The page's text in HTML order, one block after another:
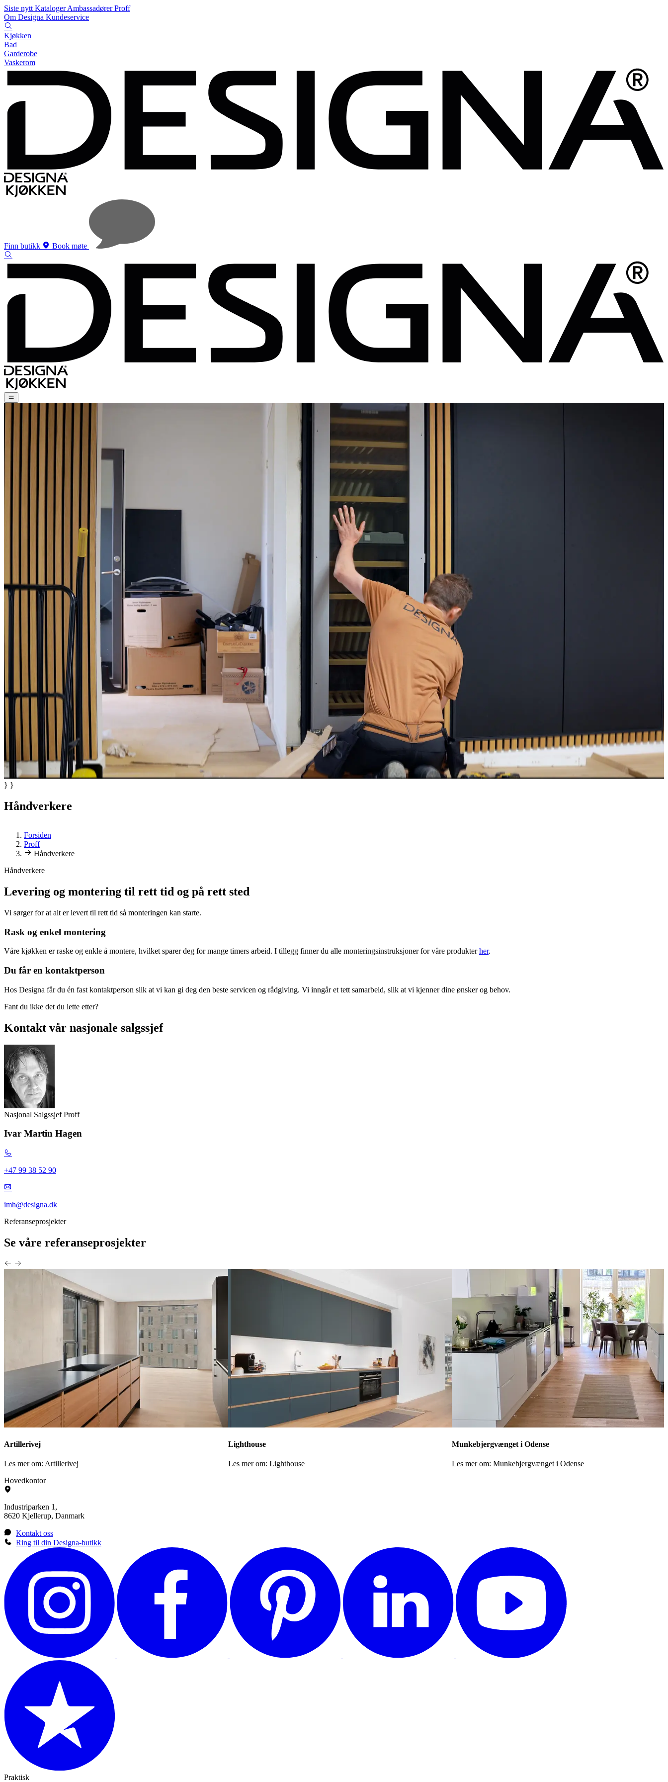
Siste nytt KatalogerAmbassadørerProff
Om Designa Kundeservice
Kjøkken
Bad
Garderobe
Vaskerom
Finn butikk Book møte
} }
Håndverkere
Forsiden
Proff
Håndverkere
Håndverkere
Levering og montering til rett tid og på rett sted
Vi sørger for at alt er levert til rett tid så monteringen kan starte.
Rask og enkel montering
Våre kjøkken er raske og enkle å montere, hvilket sparer deg for mange timers arbeid. I tillegg finner du alle monteringsinstruksjoner for våre produkterher.
Du får en kontaktperson
Hos Designa får du én fast kontaktperson slik at vi kan gi deg den beste servicen og rådgiving. Vi inngår et tett samarbeid, slik at vi kjenner dine ønsker og behov.
Fant du ikke det du lette etter?
Kontakt vår nasjonale salgssjef
Nasjonal Salgssjef Proff
Ivar Martin Hagen
+47 99 38 52 90
imh@designa.dk
Referanseprosjekter
Se våre referanseprosjekter
Artillerivej
Les mer om: Artillerivej
Lighthouse
Les mer om: Lighthouse
Munkebjergvænget i Odense
Les mer om: Munkebjergvænget i Odense
Hovedkontor
Industriparken 1,
8620 Kjellerup, Danmark
Kontakt oss
Ring til din Designa-butikk
Praktisk